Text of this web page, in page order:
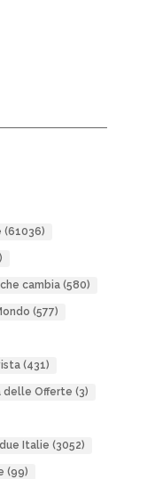
(61036)
cambia(580)
(577)
(431)
delle Offerte (3)
Italie (3052)
(99)